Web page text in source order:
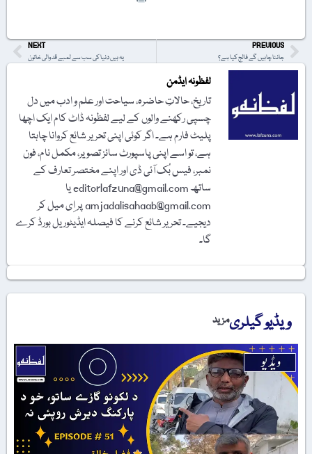
PREVIOUS
جاننا چاہیں گے فالج کیا ہے؟
NEXT
یہ ہیں دنیا کی سب سے لمبے قد والی خاتون
لفظونہ ایڈمن
تاریخ، حالاتِ حاضرہ، سیاحت اور علم و ادب میں دل
چسپی رکھنے والوں کے لیے لفظونہ ڈاٹ کام ایک اچھا
پلیٹ فارم ہے۔ اگر کوئی اپنی تحریر شائع کروانا چاہتا
ہے، تو اسے اپنی پاسپورٹ سائز تصویر، مکمل نام، فون
نمبر، فیس بُک آئی ڈی اور اپنے مختصر تعارف کے
ساتھ editorlafzuna@gmail.com یا
amjadalisahaab@gmail.com پر اِی میل کر
دیجیے۔ تحریر شائع کرنے کا فیصلہ ایڈیٹوریل بورڈ کرے
گا۔
ویڈیو گیلریمزید